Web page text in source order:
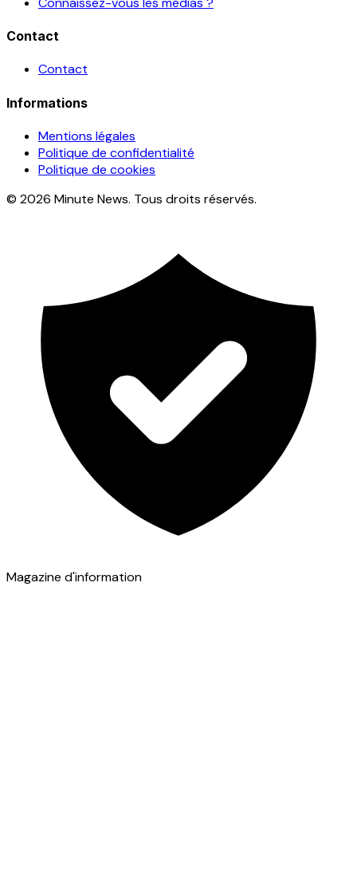
Contact
Contact
Informations
Mentions légales
Politique de confidentialité
Politique de cookies
© 2026 Minute News. Tous droits réservés.
Magazine d'information